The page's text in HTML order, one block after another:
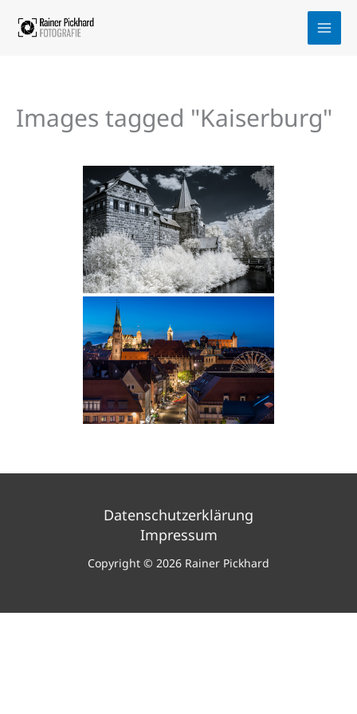
Inhalt
Images tagged "Kaiserburg"
Datenschutzerklärung
Impressum
Copyright © 2026 Rainer Pickhard